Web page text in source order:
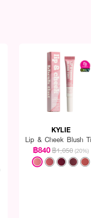
KYLIE
Lip & Cheek Blush
฿840฿1,050 (20%)